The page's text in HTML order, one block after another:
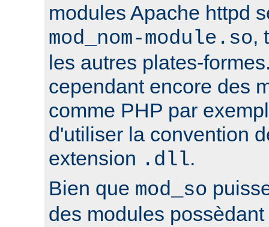
modules Apache httpd
mod_nom-module.so,
les autres plates-
cependant encore des
comme PHP par
d'utiliser la convention
extension .dll.
Bien que mod_so
des modules